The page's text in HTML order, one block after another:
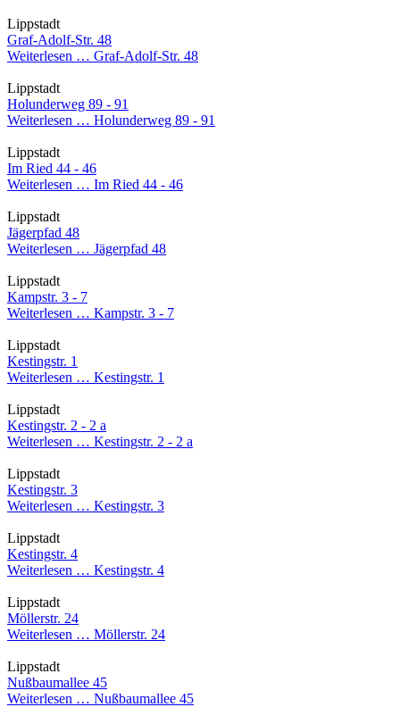
Lippstadt
Graf-Adolf-Str. 48
Weiterlesen … Graf-Adolf-Str. 48
Lippstadt
Holunderweg 89 - 91
Weiterlesen … Holunderweg 89 - 91
Lippstadt
Im Ried 44 - 46
Weiterlesen … Im Ried 44 - 46
Lippstadt
Jägerpfad 48
Weiterlesen … Jägerpfad 48
Lippstadt
Kampstr. 3 - 7
Weiterlesen … Kampstr. 3 - 7
Lippstadt
Kestingstr. 1
Weiterlesen … Kestingstr. 1
Lippstadt
Kestingstr. 2 - 2 a
Weiterlesen … Kestingstr. 2 - 2 a
Lippstadt
Kestingstr. 3
Weiterlesen … Kestingstr. 3
Lippstadt
Kestingstr. 4
Weiterlesen … Kestingstr. 4
Lippstadt
Möllerstr. 24
Weiterlesen … Möllerstr. 24
Lippstadt
Nußbaumallee 45
Weiterlesen … Nußbaumallee 45